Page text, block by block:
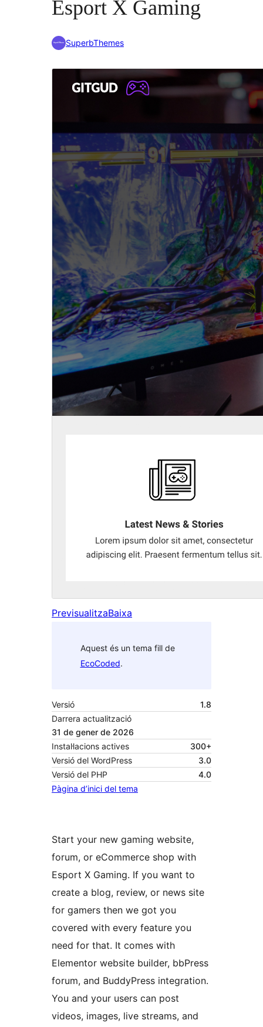
Esport X Gaming
SuperbThemes
PrevisualitzaBaixa
Aquest és un tema fill de
EcoCoded.
Versió
1.8
Darrera actualització
31 de gener de 2026
Instal·lacions actives
300+
Versió del WordPress
3.0
Versió del PHP
4.0
Pàgina d’inici del tema
Start your new gaming website,
forum, or eCommerce shop with
Esport X Gaming. If you want to
create a blog, review, or news site
for gamers then we got you
covered with every feature you
need for that. It comes with
Elementor website builder, bbPress
forum, and BuddyPress integration.
You and your users can post
videos, images, live streams, and